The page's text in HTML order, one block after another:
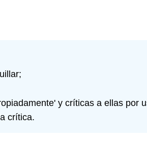
y críticas a ellas por
crítica.